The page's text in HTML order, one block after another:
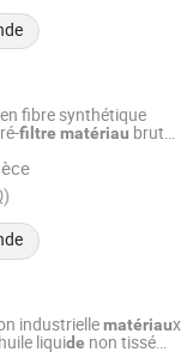
fibre synthétique
filtre matériau brut
Co., Ltd.
industriellematériaux
liquide non tissé